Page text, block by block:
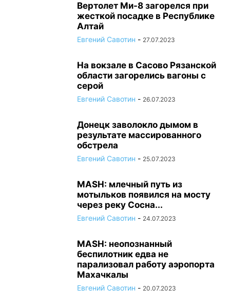
Вертолет Ми-8 загорелся при
жесткой посадке в Республике
Алтай
Евгений Савотин - 27.07.2023
На вокзале в Сасово Рязанской
области загорелись вагоны с
серой
Евгений Савотин - 26.07.2023
Донецк заволокло дымом в
результате массированного
обстрела
Евгений Савотин - 25.07.2023
MASH: млечный путь из
мотыльков появился на мосту
через реку Сосна...
Евгений Савотин - 24.07.2023
MASH: неопознанный
беспилотник едва не
парализовал работу аэропорта
Махачкалы
Евгений Савотин - 20.07.2023